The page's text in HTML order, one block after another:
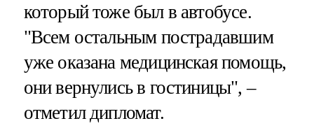
который тоже был в автобусе.
"Всем остальным пострадавшим
уже оказана медицинская помощь,
они вернулись в гостиницы", –
отметил дипломат.